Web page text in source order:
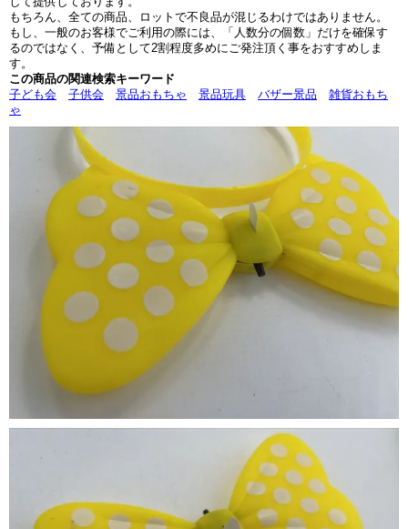
もちろん、全ての商品、ロットで不良品が混じるわけではありません。
もし、一般のお客様でご利用の際には、「人数分の個数」だけを確保す
るのではなく、予備として2割程度多めにご発注頂く事をおすすめしま
す。
この商品の関連検索キーワード
子ども会
子供会 景品おもちゃ 景品玩具 バザー景品
雑貨おもち
ゃ